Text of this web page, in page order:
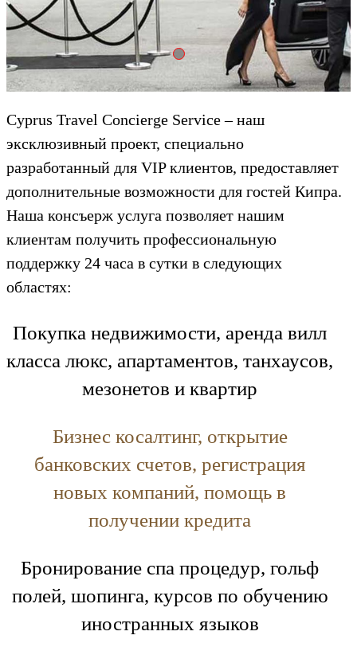
Hotel Exterior
Cyprus Travel Concierge Service – наш
эксклюзивный проект, специально
разработанный для VIP клиентов, предоставляет
дополнительные возможности для гостей Кипра.
Наша консъерж услуга позволяет нашим
клиентам получить профессиональную
поддержку 24 часа в сутки в следующих
областях:
Покупка недвижимости, аренда вилл
класса люкс, апартаментов, танхаусов,
мезонетов и квартир
Бизнес косалтинг, открытие
банковских счетов, регистрация
новых компаний, помощь в
получении кредита
Бронирование спа процедур, гольф
полей, шопинга, курсов по обучению
иностранных языков